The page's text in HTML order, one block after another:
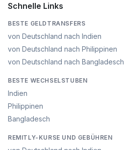
Schnelle Links
BESTE GELDTRANSFERS
von Deutschland nach Indien
von Deutschland nach Philippinen
von Deutschland nach Bangladesch
BESTE WECHSELSTUBEN
Indien
Philippinen
Bangladesch
REMITLY-KURSE UND GEBÜHREN